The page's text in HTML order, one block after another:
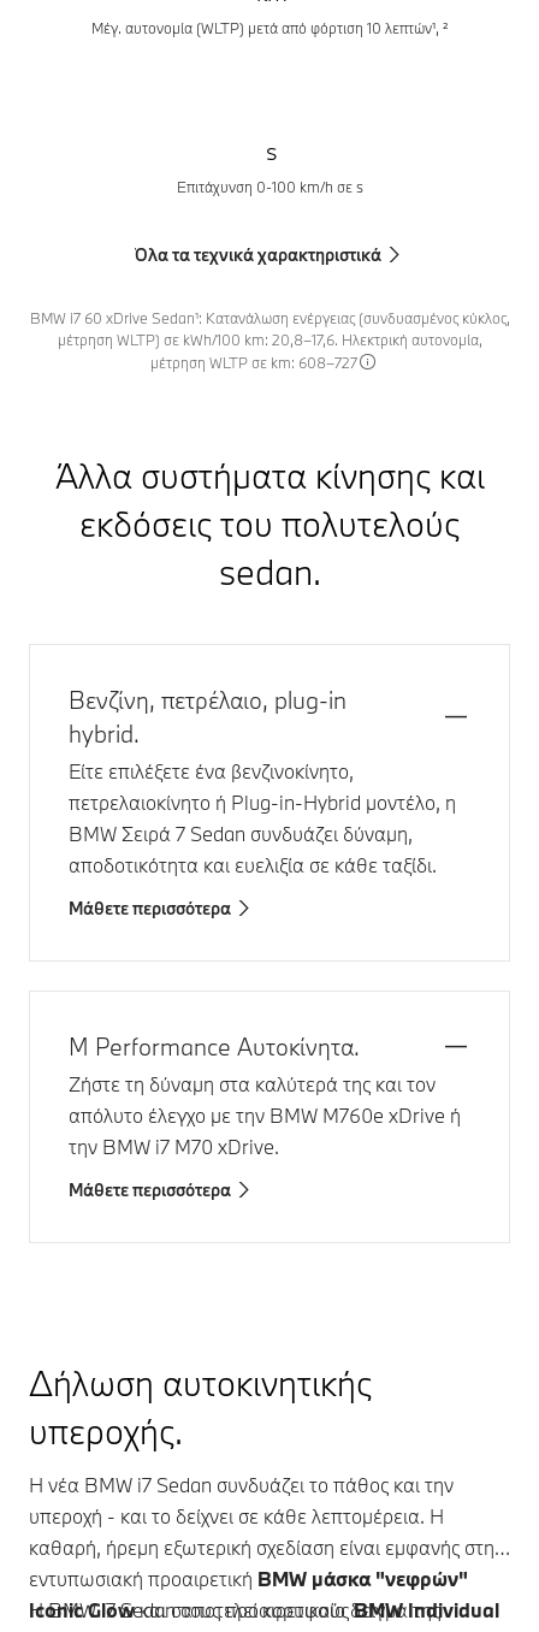
Μέγ. αυτονομία (WLTP) μετά από φόρτιση 10 λεπτών¹, ²
s
Επιτάχυνση 0-100 km/h σε s
Όλα τα τεχνικά χαρακτηριστικά
BMW i7 60 xDrive Sedan¹: Κατανάλωση ενέργειας (συνδυασμένος κύκλος,
μέτρηση WLTP) σε kWh/100 km: 20,8–17,6. Ηλεκτρική αυτονομία,
μέτρηση WLTP σε km: 608–727
Άλλα συστήματα κίνησης και
εκδόσεις του πολυτελούς
sedan.
Βενζίνη, πετρέλαιο, plug-in
hybrid.
Είτε επιλέξετε ένα βενζινοκίνητο,
πετρελαιοκίνητο ή Plug-in-Hybrid μοντέλο, η
BMW Σειρά 7 Sedan συνδυάζει δύναμη,
αποδοτικότητα και ευελιξία σε κάθε ταξίδι.
Μάθετε περισσότερα
Μ Performance Αυτοκίνητα.
Ζήστε τη δύναμη στα καλύτερά της και τον
απόλυτο έλεγχο με την BMW M760e xDrive ή
την BMW i7 M70 xDrive.
Μάθετε περισσότερα
Δήλωση αυτοκινητικής
υπεροχής.
Η νέα BMW i7 Sedan συνδυάζει το πάθος και την
υπεροχή - και το δείχνει σε κάθε λεπτομέρεια. Η
καθαρή, ήρεμη εξωτερική σχεδίαση είναι εμφανής στην
εντυπωσιακή προαιρετική BMW μάσκα "νεφρών"
Iconic Glowκαι στους προαιρετικούςBMW Individual
ΗBMW i7Sedan αποτελεί κορυφαίο δείγμα της